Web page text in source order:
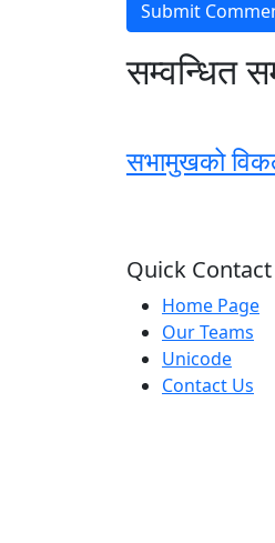
सम्वन्धित
सभामुखको
Quick Contact
Home Page
Our Teams
Unicode
Contact Us